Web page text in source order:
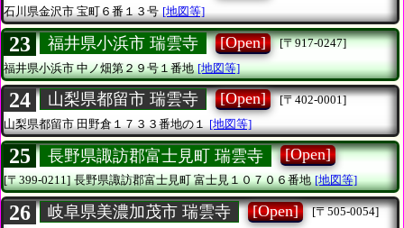
石川県金沢市宝町６番１３号 [地図等]
23 福井県小浜市 瑞雲寺 [Open]
[〒917-0247]
福井県小浜市中ノ畑第２９号１番地 [地図等]
24 山梨県都留市 瑞雲寺 [Open]
[〒402-0001]
山梨県都留市 田野倉１７３３番地の１ [地図等]
25 長野県諏訪郡富士見町 瑞雲寺 [Open]
[〒399-0211] 長野県諏訪郡富士見町富士見１０７０６番地 [地図等]
26 岐阜県美濃加茂市 瑞雲寺 [Open]
[〒505-0054]